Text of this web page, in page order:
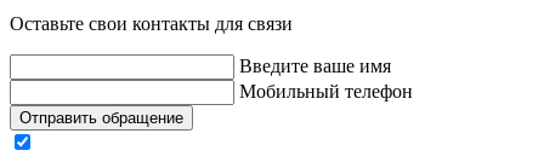
Оставьте свои контакты для связи
Введите ваше имя
Мобильный телефон
Отправить обращение